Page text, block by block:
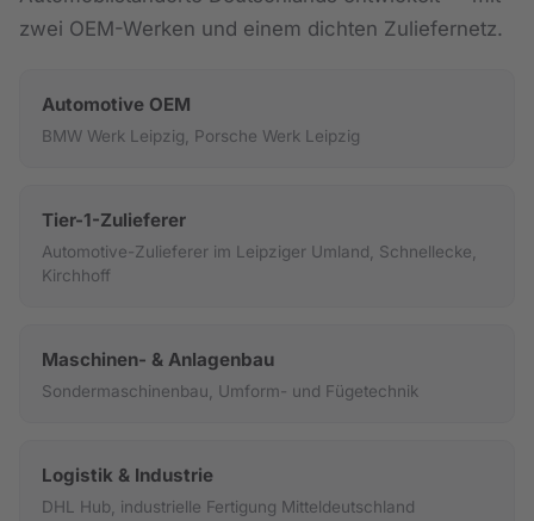
zwei OEM-Werken und einem dichten Zuliefernetz.
Automotive OEM
BMW Werk Leipzig, Porsche Werk Leipzig
Tier-1-Zulieferer
Automotive-Zulieferer im Leipziger Umland, Schnellecke,
Kirchhoff
Maschinen- & Anlagenbau
Sondermaschinenbau, Umform- und Fügetechnik
Logistik & Industrie
DHL Hub, industrielle Fertigung Mitteldeutschland